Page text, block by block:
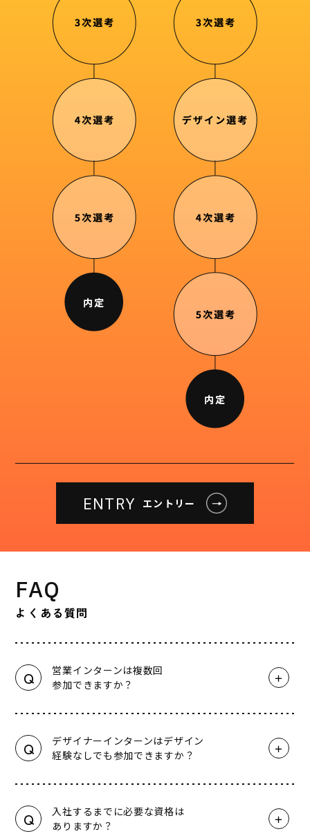
ENTRY エントリー
FAQ
よくある質問
Q
営業インターンは複数回
参加できますか？
Q
デザイナーインターンはデザイン
経験なしでも参加できますか？
Q
入社するまでに必要な資格は
ありますか？